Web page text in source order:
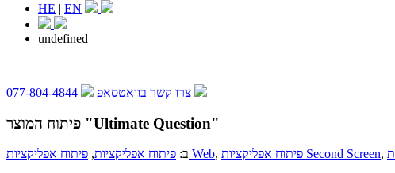
HE | EN
undefined
צרו קשר בוואטסאפ 077-804-4844
פיתוח המוצר "Ultimate Question"
ב: פיתוח אפליקציות, פיתוח אפליקציות Web, פיתוח אפליקציות Second Screen,